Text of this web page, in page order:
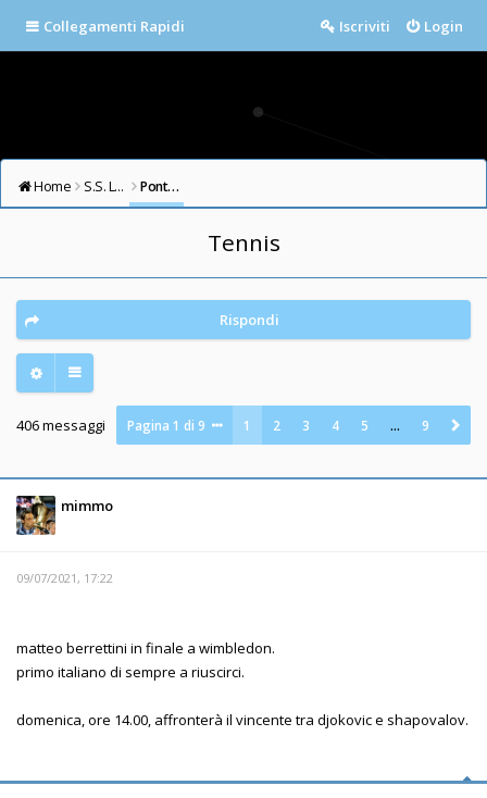
Collegamenti Rapidi Login
Iscriviti
Home S.S. LAZIO FORUM Ponte Milvio
Tennis
Rispondi
406 messaggi Pagina1 di9 1 2 3 4 5 … 9
mimmo
09/07/2021, 17:22
matteo berrettini in finale a wimbledon.
primo italiano di sempre a riuscirci.
domenica, ore 14.00, affronterà il vincente tra djokovic e shapovalov.